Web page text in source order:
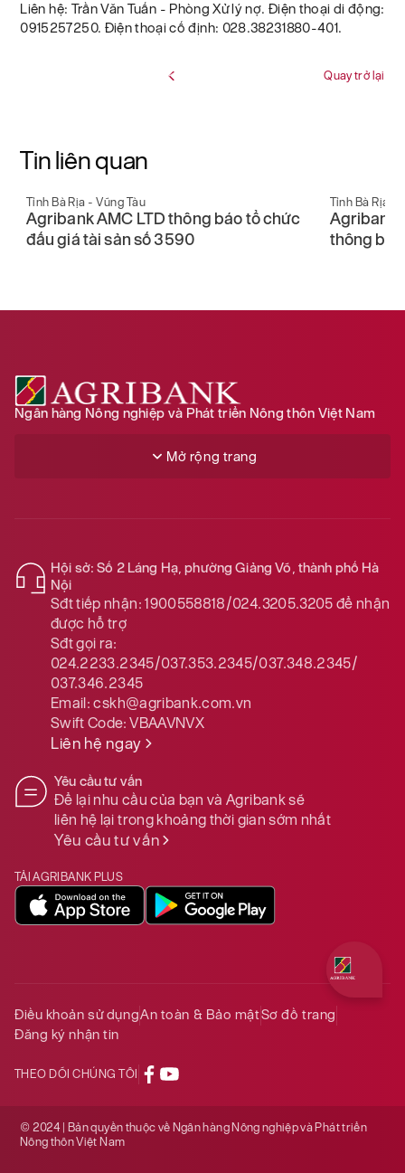
Liên hệ: Trần Văn Tuấn - Phòng Xử lý nợ. Điện thoại di động:
0915257250. Điện thoại cố định: 028.38231880-401.
Quay trở lại
Tin liên quan
Tỉnh Bà Rịa - Vũng Tàu
Agribank AMC LTD thông báo tổ chức
đấu giá tài sản số 3590
Tỉnh Bà Rịa -
Agribank
thông báo
Ngân hàng Nông nghiệp và Phát triển Nông thôn Việt Nam
Mở rộng trang
Hội sở: Số 2 Láng Hạ, phường Giảng Võ, thành phố Hà
Nội
Sđt tiếp nhận: 1900558818/024.3205.3205để nhận
được hỗ trợ
Sđt gọi ra:
024.2233.2345/037.353.2345/037.348.2345/
037.346.2345
Email:cskh@agribank.com.vn
Swift Code:VBAAVNVX
Liên hệ ngay
Yêu cầu tư vấn
Để lại nhu cầu của bạn và Agribank sẽ
liên hệ lại trong khoảng thời gian sớm nhất
Yêu cầu tư vấn
TẢI AGRIBANK PLUS
Điều khoản sử dụngAn toàn & Bảo mậtSơ đồ trang
Đăng ký nhận tin
THEO DÕI CHÚNG TÔI
© 2024 | Bản quyền thuộc về Ngân hàng Nông nghiệp và Phát triển
Nông thôn Việt Nam
Quý